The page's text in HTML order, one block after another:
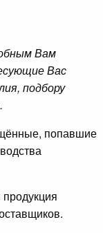
Вам
Вас
подбору
попавшие
продукция